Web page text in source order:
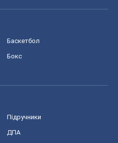
Баскетбол
Бокс
Підручники
ДПА